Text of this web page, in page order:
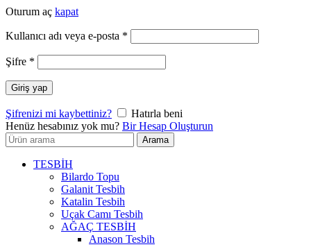
Oturum aç kapat
Kullanıcı adı veya e-posta *
Şifre *
Giriş yap
Şifrenizi mi kaybettiniz?
Hatırla beni
Henüz hesabınız yok mu? Bir Hesap Oluşturun
Arayın:
Arama
TESBİH
Bilardo Topu
Galanit Tesbih
Katalin Tesbih
Uçak Camı Tesbih
AĞAÇ TESBİH
Anason Tesbih